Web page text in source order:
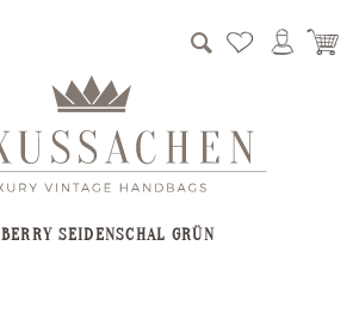
SEIDENSCHAL GRÜN